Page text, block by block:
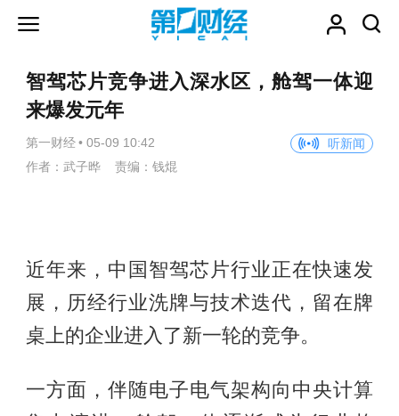
智驾芯片竞争进入深水区，舱驾一体迎
来爆发元年
第一财经 • 05-09 10:42
听新闻
作者：武子晔 责编：钱焜
近年来，中国智驾芯片行业正在快速发
展，历经行业洗牌与技术迭代，留在牌
桌上的企业进入了新一轮的竞争。
一方面，伴随电子电气架构向中央计算